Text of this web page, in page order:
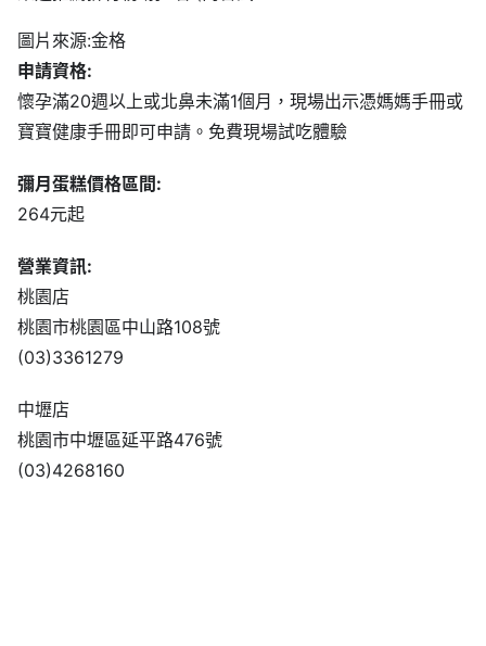
圖片來源:金格
申請資格:
懷孕滿20週以上或北鼻未滿1個月，現場出示憑媽媽手冊或
寶寶健康手冊即可申請。免費現場試吃體驗
彌月蛋糕價格區間:
264元起
營業資訊:
桃園店
桃園市桃園區中山路108號
(03)3361279
中壢店
桃園市中壢區延平路476號
(03)4268160